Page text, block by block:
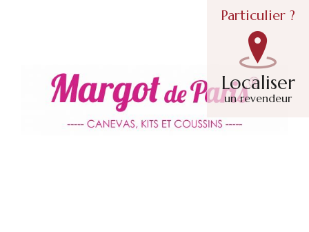
Particulier ?
Localiser
un revendeur